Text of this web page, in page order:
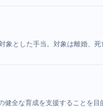
とした手当。対象は離婚、
全な育成を支援することを目